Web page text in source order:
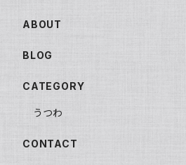
ABOUT
BLOG
CATEGORY
うつわ
CONTACT